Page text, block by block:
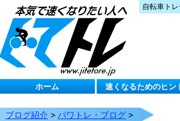
自転車ト
ホーム 速くなるためのヒン
ブログ紹介 > パワトレ・ブログ>